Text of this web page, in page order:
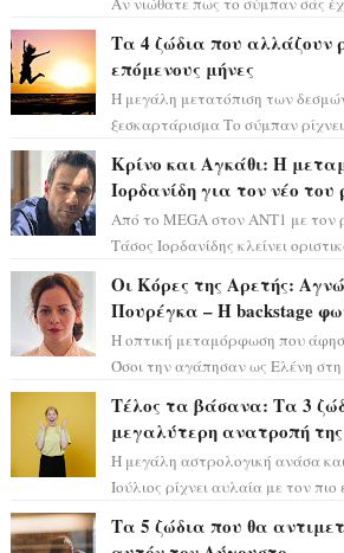
Τα 4 ζώδια που αλλάζουν
επόμενους μήνες
Η μεγάλη μετατόπιση των
ξεσκαρτάρισμα Το σύμπαν
Κρίνο και Αγκάθι: Η
Ιορδανίδη για τον νέο του
Από το MEGA στον ΑΝΤ1 με τον
Τάσος Ιορδανίδης κλείνει
Οι Κόρες της Αρετής:
Πουρέγκα – H backstage
Η οπτική μεταμόρφωση που
Όσοι την αγάπησαν ως Ελένη
Τέλος τα βάσανα: Τα 3
μεγαλύτερη ανατροπή
Η μεγάλη αστρολογική ανάσα
Ιούλιος ρίχνει αυλαία με τον
Τα 5 ζώδια που θα